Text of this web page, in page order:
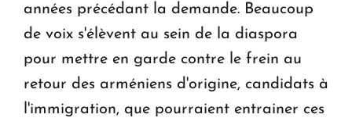
années précédant la demande. Beaucoup
de voix s'élèvent au sein de la diaspora
pour mettre en garde contre le frein au
retour des arméniens d'origine, candidats à
l'immigration, que pourraient entrainer ces